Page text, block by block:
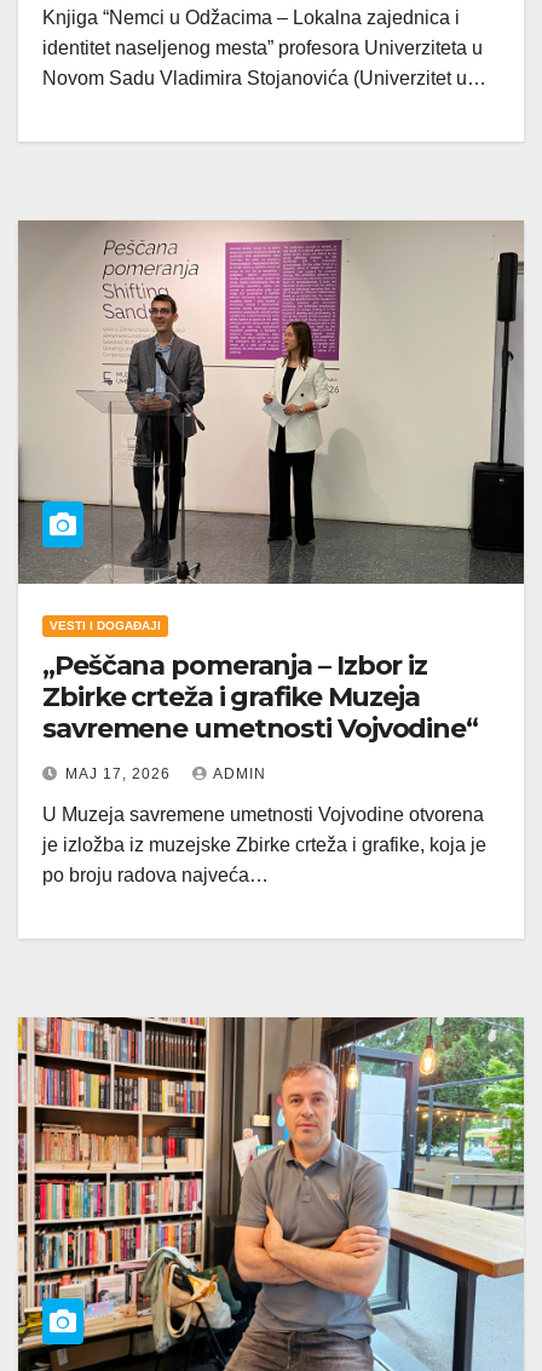
Knjiga “Nemci u Odžacima – Lokalna zajednica i
identitet naseljenog mesta” profesora Univerziteta u
Novom Sadu Vladimira Stojanovića (Univerzitet u…
VESTI I DOGAĐAJI
„Peščana pomeranja – Izbor iz
Zbirke crteža i grafike Muzeja
savremene umetnosti Vojvodine“
МАЈ 17, 2026 ADMIN
U Muzeja savremene umetnosti Vojvodine otvorena
je izložba iz muzejske Zbirke crteža i grafike, koja je
po broju radova najveća…